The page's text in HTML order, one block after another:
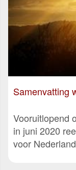
Samenvatting
Vooruitlopend
in juni 2020
voor